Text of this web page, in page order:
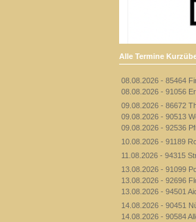
Alle Termine
08.08.2026 - 85464
08.08.2026 - 91056
09.08.2026 - 86672
09.08.2026 - 90513
09.08.2026 - 92536
10.08.2026 - 91189
11.08.2026 - 94315
13.08.2026 - 91099
13.08.2026 - 92696
13.08.2026 - 94501
14.08.2026 - 90451
14.08.2026 - 90584